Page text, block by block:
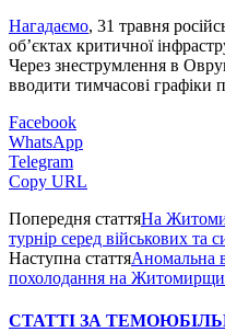
Нагадаємо, 31 травня
об’єктах критичної
Через знеструмлення в
вводити тимчасові графіки
Facebook
WhatsApp
Telegram
Copy URL
Попередня статтяНа
турнір серед військових та
Наступна статтяАномальна
похолодання на
СТАТТІ ЗА ТЕМОЮ